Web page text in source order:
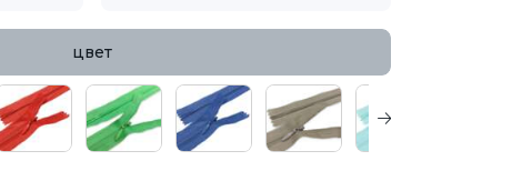
цвет